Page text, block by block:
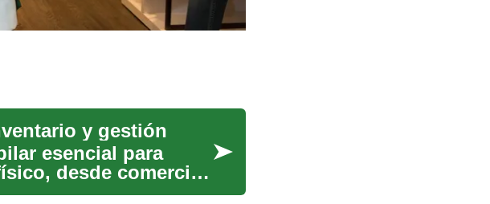
y gestión
esencial para
desde comercios